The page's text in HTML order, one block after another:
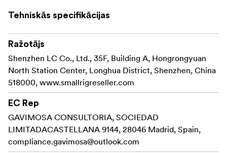
lai novērstu atvienošanu.
Šai precei ir arī noņemams rīcības kameras adapteris ar
īpašu turētāju un garu stieņa skrūvi, kas darbojas ar
SmallRig GoPro Hero 11/10/9 kameras būrīti3084vai
kameras būrīti DJI Osmo Action34119.
Saderība:
Stieņa diametrs 14 mm-60 mm
Virsmas biezums līdz 65 mm
Paketā ietilpst:
Tehniskās specifikācijas
Ražotājs
Shenzhen LC Co., Ltd., 35F, Building A, Hongrongyuan
North Station Center, Longhua District, Shenzhen, China
518000, www.smallrigreseller.com
EC Rep
GAVIMOSA CONSULTORIA, SOCIEDAD
LIMITADACASTELLANA 9144, 28046 Madrid, Spain,
compliance.gavimosa@outlook.com